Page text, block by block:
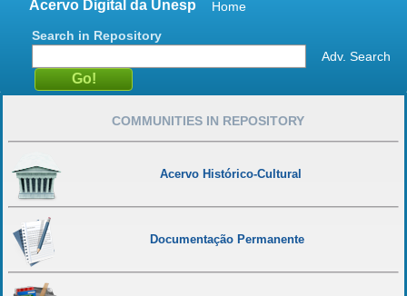
Acervo Digital da Unesp
Home
Search in Repository
Adv. Search
COMMUNITIES IN REPOSITORY
Acervo Histórico-Cultural
Documentação Permanente